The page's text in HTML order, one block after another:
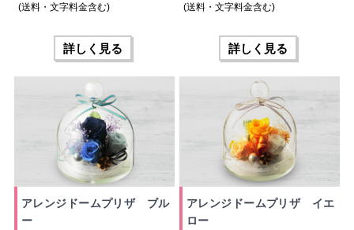
(送料・文字料金含む)
詳しく見る
(送料・文字料金含む)
詳しく見る
アレンジドームプリザ ブル
ー
アレンジドームプリザ イエ
ロー